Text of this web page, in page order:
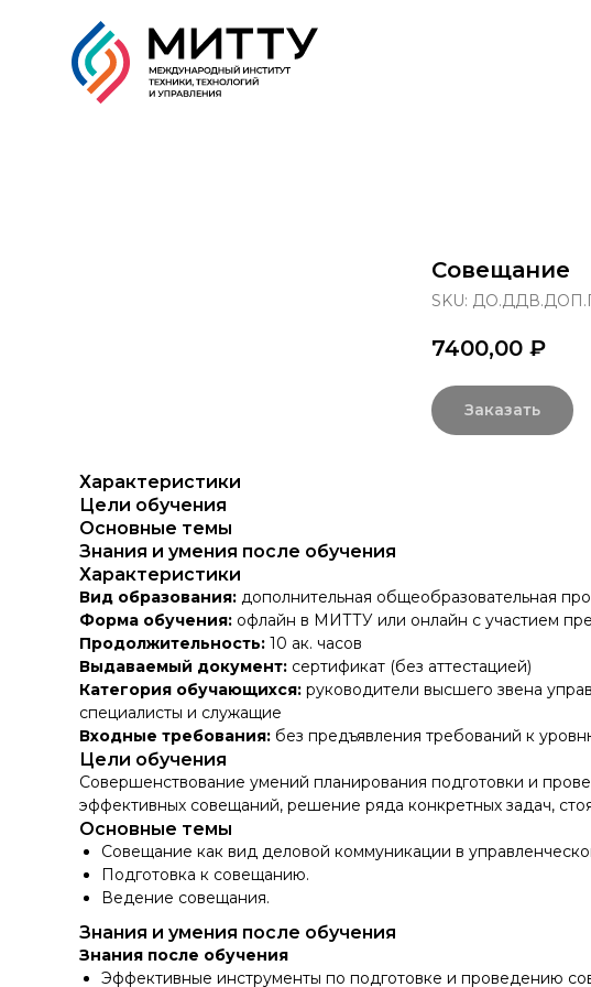
Совещание
SKU:
7400,00 ₽
Заказать
Характеристики
Цели обучения
Основные темы
Знания и умения после обучения
Характеристики
Вид образования: дополнительная общеобразовательная
Форма обучения: офлайн в МИТТУ или онлайн с участием
Продолжительность: 10 ак. часов
Выдаваемый документ: сертификат (без аттестацией)
Категория обучающихся: руководители высшего звена
специалисты и служащие
Входные требования: без предъявления требований к
Цели обучения
Совершенствование умений планирования подготовки и
эффективных совещаний, решение ряда конкретных задач,
Основные темы
Совещание как вид деловой коммуникации в
Подготовка к совещанию.
Ведение совещания.
Знания и умения после обучения
Знания после обучения
Эффективные инструменты по подготовке и проведению